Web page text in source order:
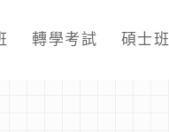
轉學考試 碩士班